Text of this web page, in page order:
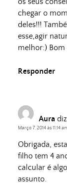
chegar o
deles!!!
esse,agir
melhor:) Bom
Responder
Aura
Março 7, 2014 às 11:14
Obrigada,
filho tem 4
calcular é
assunto.